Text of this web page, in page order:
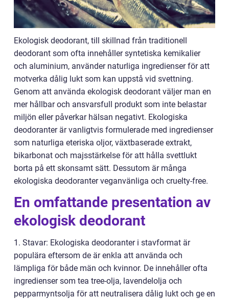
Ekologisk deodorant, till skillnad från traditionell
deodorant som ofta innehåller syntetiska kemikalier
och aluminium, använder naturliga ingredienser för att
motverka dålig lukt som kan uppstå vid svettning.
Genom att använda ekologisk deodorant väljer man en
mer hållbar och ansvarsfull produkt som inte belastar
miljön eller påverkar hälsan negativt. Ekologiska
deodoranter är vanligtvis formulerade med ingredienser
som naturliga eteriska oljor, växtbaserade extrakt,
bikarbonat och majsstärkelse för att hålla svettlukt
borta på ett skonsamt sätt. Dessutom är många
ekologiska deodoranter veganvänliga och cruelty-free.
En omfattande presentation av
ekologisk deodorant
1. Stavar: Ekologiska deodoranter i stavformat är
populära eftersom de är enkla att använda och
lämpliga för både män och kvinnor. De innehåller ofta
ingredienser som tea tree-olja, lavendelolja och
pepparmyntsolja för att neutralisera dålig lukt och ge en